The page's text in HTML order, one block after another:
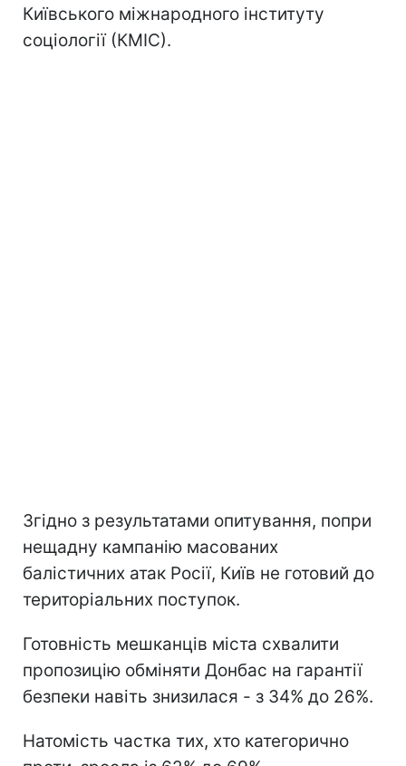
Київського міжнародного інституту
соціології (КМІС).
Згідно з результатами опитування, попри
нещадну кампанію масованих
балістичних атак Росії, Київ не готовий до
територіальних поступок.
Готовність мешканців міста схвалити
пропозицію обміняти Донбас на гарантії
безпеки навіть знизилася - з 34% до 26%.
Натомість частка тих, хто категорично